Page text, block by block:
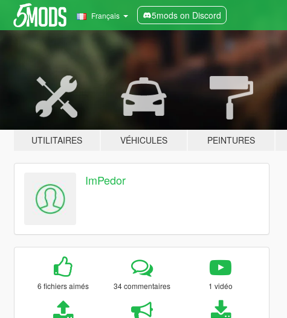
Français 5mods on Discord
UTILITAIRES VÉHICULES PEINTURES
ImPedor
6 fichiers aimés 34 commentaires 1 vidéo